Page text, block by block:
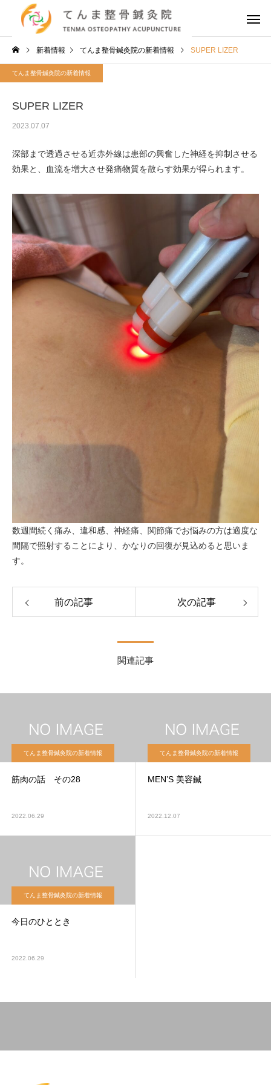
新着情報 てんま整骨鍼灸院の新着情報 SUPER LIZER
てんま整骨鍼灸院の新着情報
SUPER LIZER
2023.07.07
深部まで透過させる近赤外線は患部の興奮した神経を抑制させる
効果と、血流を増大させ発痛物質を散らす効果が得られます。
数週間続く痛み、違和感、神経痛、関節痛でお悩みの方は適度な
間隔で照射することにより、かなりの回復が見込めると思いま
す。
前の記事 次の記事
関連記事
てんま整骨鍼灸院の新着情報
筋肉の話 その28
2022.06.29
てんま整骨鍼灸院の新着情報
MEN’S 美容鍼
2022.12.07
てんま整骨鍼灸院の新着情報
今日のひととき
2022.06.29